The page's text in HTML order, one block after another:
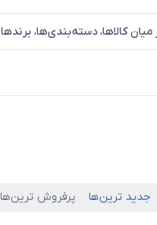
جدید ترین‌ها پرفروش ترین‌ها